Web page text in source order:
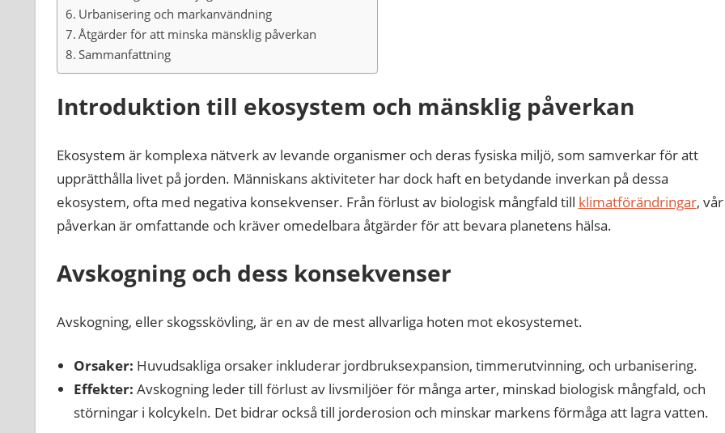
Urbanisering och markanvändning
Åtgärder för att minska mänsklig påverkan
Sammanfattning
Introduktion till ekosystem och mänsklig påverkan
Ekosystem är komplexa nätverk av levande organismer och deras fysiska miljö, som samverkar för att
upprätthålla livet på jorden. Människans aktiviteter har dock haft en betydande inverkan på dessa
ekosystem, ofta med negativa konsekvenser. Från förlust av biologisk mångfald till klimatförändringar, vår
påverkan är omfattande och kräver omedelbara åtgärder för att bevara planetens hälsa.
Avskogning och dess konsekvenser
Avskogning, eller skogsskövling, är en av de mest allvarliga hoten mot ekosystemet.
Orsaker: Huvudsakliga orsaker inkluderar jordbruksexpansion, timmerutvinning, och urbanisering.
Effekter: Avskogning leder till förlust av livsmiljöer för många arter, minskad biologisk mångfald, och
störningar i kolcykeln. Det bidrar också till jorderosion och minskar markens förmåga att lagra vatten.